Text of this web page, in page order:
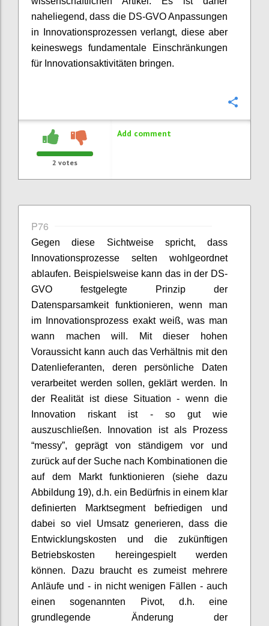
naheliegend, dass die DS-GVO Anpassungen
in Innovationsprozessen verlangt, diese aber
keineswegs fundamentale Einschränkungen
für Innovationsaktivitäten bringen.
2 votes
Add comment
P76
Gegen diese Sichtweise spricht, dass
Innovationsprozesse selten wohlgeordnet
ablaufen. Beispielsweise kann das in der DS-
GVO festgelegte Prinzip der
Datensparsamkeit funktionieren, wenn man
im Innovationsprozess exakt weiß, was man
wann machen will. Mit dieser hohen
Voraussicht kann auch das Verhältnis mit den
Datenlieferanten, deren persönliche Daten
verarbeitet werden sollen, geklärt werden. In
der Realität ist diese Situation - wenn die
Innovation riskant ist - so gut wie
auszuschließen. Innovation ist als Prozess
“messy”, geprägt von ständigem vor und
zurück auf der Suche nach Kombinationen die
auf dem Markt funktionieren (siehe dazu
Abbildung 19), d.h. ein Bedürfnis in einem klar
definierten Marktsegment befriedigen und
dabei so viel Umsatz generieren, dass die
Entwicklungskosten und die zukünftigen
Betriebskosten hereingespielt werden
können. Dazu braucht es zumeist mehrere
Anläufe und - in nicht wenigen Fällen - auch
einen sogenannten Pivot, d.h. eine
grundlegende Änderung der